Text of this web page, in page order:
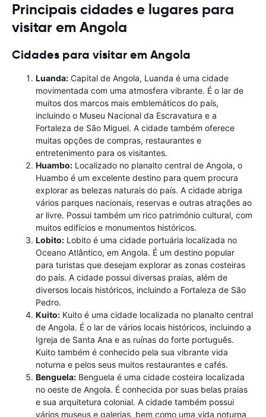
Principais cidades e lugares para
visitar em Angola
Cidades para visitar em Angola
Luanda: Capital de Angola, Luanda é uma cidade
movimentada com uma atmosfera vibrante. É o lar de
muitos dos marcos mais emblemáticos do país,
incluindo o Museu Nacional da Escravatura e a
Fortaleza de São Miguel. A cidade também oferece
muitas opções de compras, restaurantes e
entretenimento para os visitantes.
Huambo: Localizado no planalto central de Angola, o
Huambo é um excelente destino para quem procura
explorar as belezas naturais do país. A cidade abriga
vários parques nacionais, reservas e outras atrações ao
ar livre. Possui também um rico património cultural, com
muitos edifícios e monumentos históricos.
Lobito: Lobito é uma cidade portuária localizada no
Oceano Atlântico, em Angola. É um destino popular
para turistas que desejam explorar as zonas costeiras
do país. A cidade possui diversas praias, além de
diversos locais históricos, incluindo a Fortaleza de São
Pedro.
Kuito: Kuito é uma cidade localizada no planalto central
de Angola. É o lar de vários locais históricos, incluindo a
Igreja de Santa Ana e as ruínas do forte português.
Kuito também é conhecido pela sua vibrante vida
noturna e pelos seus muitos restaurantes e cafés.
Benguela: Benguela é uma cidade costeira localizada
no oeste de Angola. É conhecida por suas belas praias
e sua arquitetura colonial. A cidade também possui
vários museus e galerias, bem como uma vida noturna